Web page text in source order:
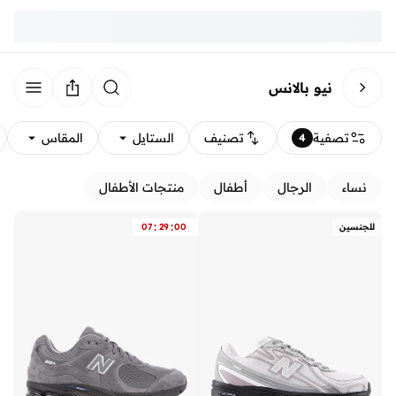
نيو بالانس
تصفية 4 تصنيف الستايل المقاس
نساء الرجال أطفال منتجات الأطفال
للجنسين 07: 29:00